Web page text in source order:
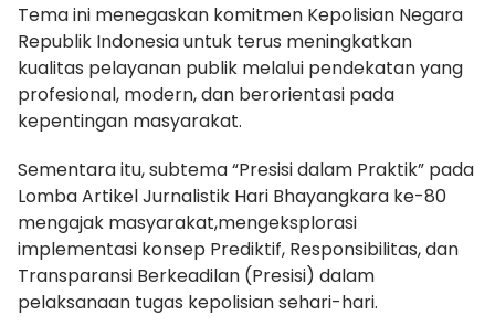
Tema ini menegaskan komitmen Kepolisian Negara
Republik Indonesia untuk terus meningkatkan
kualitas pelayanan publik melalui pendekatan yang
profesional, modern, dan berorientasi pada
kepentingan masyarakat.
Sementara itu, subtema “Presisi dalam Praktik” pada
Lomba Artikel Jurnalistik Hari Bhayangkara ke-80
mengajak masyarakat,mengeksplorasi
implementasi konsep Prediktif, Responsibilitas, dan
Transparansi Berkeadilan (Presisi) dalam
pelaksanaan tugas kepolisian sehari-hari.